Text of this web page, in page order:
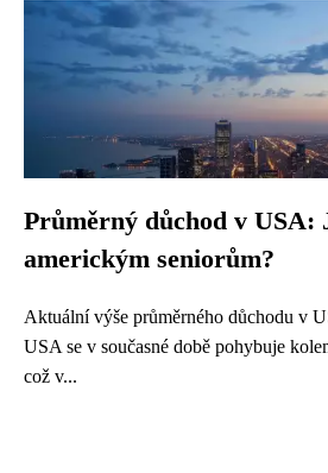
Průměrný důchod v USA:
americkým seniorům?
Aktuální výše průměrného důchodu v
USA se v současné době pohybuje
což v...